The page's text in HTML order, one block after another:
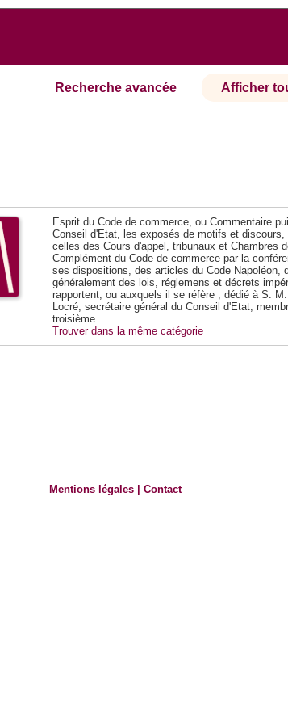
Recherche avancée Afficher
Esprit du Code de commerce, ou Commentaire
Conseil d'Etat, les exposés de motifs et
celles des Cours d'appel, tribunaux et Chambres
Complément du Code de commerce par la
ses dispositions, des articles du Code Napoléon,
généralement des lois, réglemens et décrets
rapportent, ou auxquels il se réfère ; dédié à S.
Locré, secrétaire général du Conseil d'Etat,
troisième
Trouver dans la même catégorie
Mentions légales |Contact